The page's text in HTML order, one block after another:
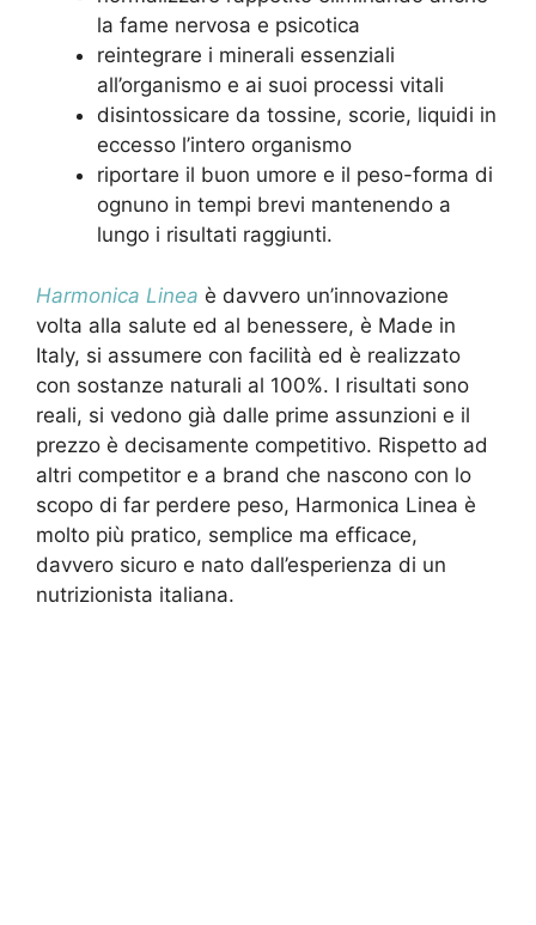
la fame nervosa e psicotica
reintegrare i minerali essenziali
all’organismo e ai suoi processi vitali
disintossicare da tossine, scorie, liquidi in
eccesso l’intero organismo
riportare il buon umore e il peso-forma di
ognuno in tempi brevi mantenendo a
lungo i risultati raggiunti.
Harmonica Linea è davvero un’innovazione
volta alla salute ed al benessere, è Made in
Italy, si assumere con facilità ed è realizzato
con sostanze naturali al 100%. I risultati sono
reali, si vedono già dalle prime assunzioni e il
prezzo è decisamente competitivo. Rispetto ad
altri competitor e a brand che nascono con lo
scopo di far perdere peso, Harmonica Linea è
molto più pratico, semplice ma efficace,
davvero sicuro e nato dall’esperienza di un
nutrizionista italiana.